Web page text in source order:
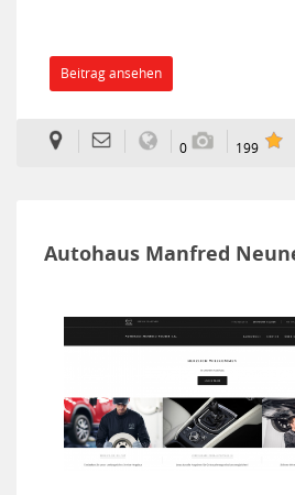
Beitrag ansehen
0 199
Autohaus Manfred